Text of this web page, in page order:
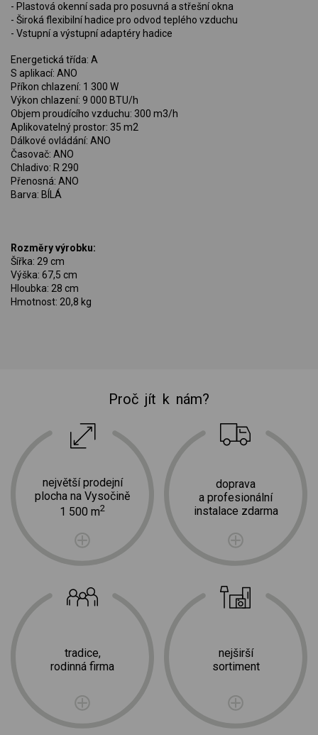
- Plastová okenní sada pro posuvná a střešní okna
- Široká flexibilní hadice pro odvod teplého vzduchu
- Vstupní a výstupní adaptéry hadice
Energetická třída: A
S aplikací: ANO
Příkon chlazení: 1 300 W
Výkon chlazení: 9 000 BTU/h
Objem proudícího vzduchu: 300 m3/h
Aplikovatelný prostor: 35 m2
Dálkové ovládání: ANO
Časovač: ANO
Chladivo: R 290
Přenosná: ANO
Barva: BÍLÁ
Rozměry výrobku:
Šířka: 29 cm
Výška: 67,5 cm
Hloubka: 28 cm
Hmotnost: 20,8 kg
Proč jít k nám?
největší prodejní
plocha na Vysočině
1 500 m2
tradice,
rodinná firma
doprava
a profesionální
instalace zdarma
nejširší
sortiment